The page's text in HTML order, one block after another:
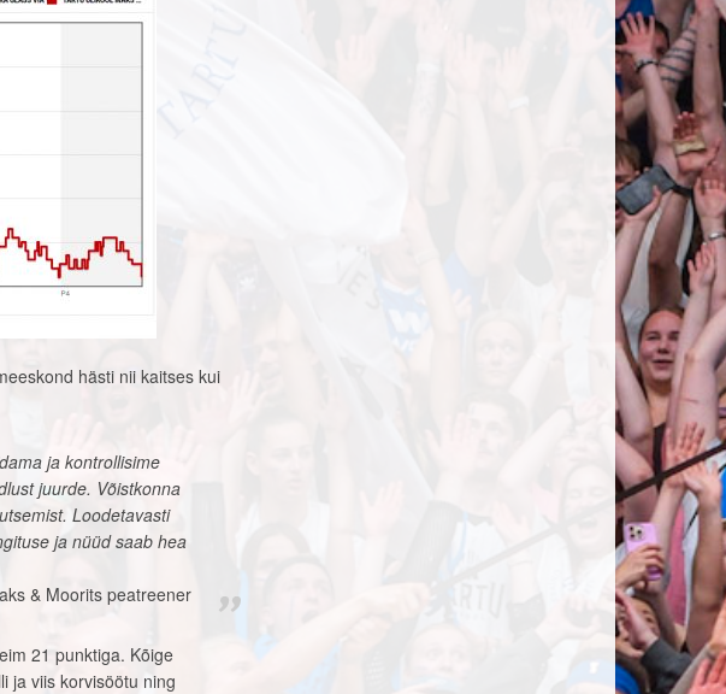
hästi nii kaitses kui
ja kontrollisime
juurde. Võistkonna
Loodetavasti
ja nüüd saab hea
& Moorits peatreener
21 punktiga. Kõige
ja viis korvisöötu ning